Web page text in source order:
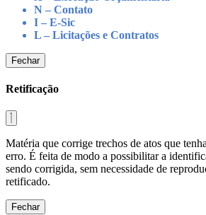
N – Contato
I – E-Sic
L – Licitações e Contratos
Fechar
Retificação
Matéria que corrige trechos de atos que
erro. É feita de modo a possibilitar a
sendo corrigida, sem necessidade de
retificado.
Fechar